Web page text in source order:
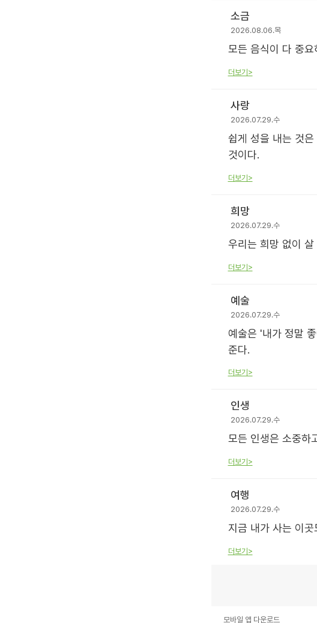
소금
2026.08.06.목
모든 음식이 다 중
더보기>
사랑
2026.07.29.수
쉽게 성을 내는 것
것이다.
더보기>
희망
2026.07.29.수
우리는 희망 없이
더보기>
예술
2026.07.29.수
예술은 '내가 정말
준다.
더보기>
인생
2026.07.29.수
모든 인생은 소중하
더보기>
여행
2026.07.29.수
지금 내가 사는 이
더보기>
모바일 앱 다운로드